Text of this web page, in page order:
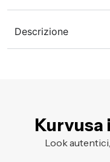
Descrizione
Kurvusa
Look